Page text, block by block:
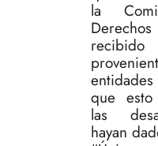
la
recibido
que
las
hayan